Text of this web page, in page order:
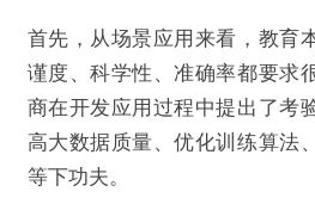
首先，从场景应用来看，教育
谨度、科学性、准确率都要求
商在开发应用过程中提出了考
高大数据质量、优化训练算法
等下功夫。